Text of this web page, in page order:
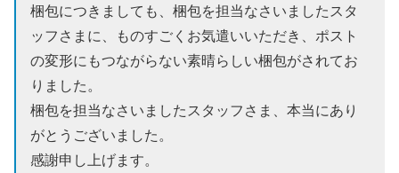
梱包につきましても、梱包を担当なさいましたスタ
ッフさまに、ものすごくお気遣いいただき、ポスト
の変形にもつながらない素晴らしい梱包がされてお
りました。
梱包を担当なさいましたスタッフさま、本当にあり
がとうございました。
感謝申し上げます。